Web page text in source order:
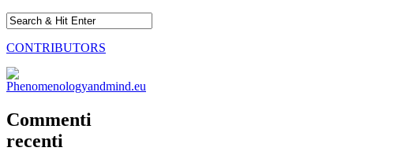
CONTRIBUTORS
Commenti
recenti